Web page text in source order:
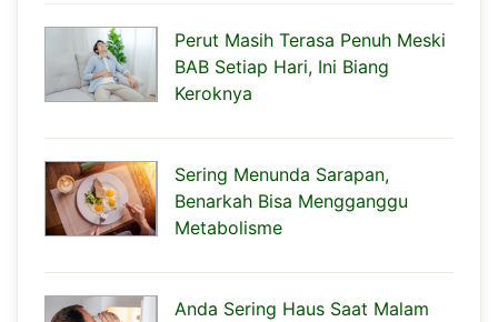
Perut Masih Terasa Penuh Meski
BAB Setiap Hari, Ini Biang
Keroknya
Sering Menunda Sarapan,
Benarkah Bisa Mengganggu
Metabolisme
Anda Sering Haus Saat Malam